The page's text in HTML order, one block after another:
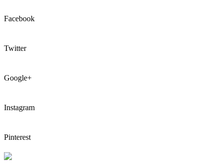
Facebook
Twitter
Google+
Instagram
Pinterest